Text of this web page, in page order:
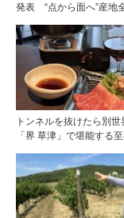
発表 “点から面へ”産地
トンネルを抜けたら別世
「界 草津」で堪能する